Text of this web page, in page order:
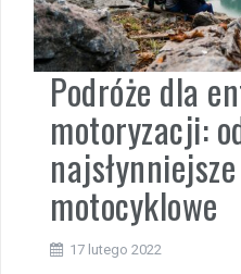
Podróże dla
motoryzacji:
motocyklowe
17 lutego 2022